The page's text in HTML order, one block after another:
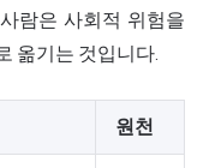
람은 사회적 위험을
옮기는 것입니다.
원천